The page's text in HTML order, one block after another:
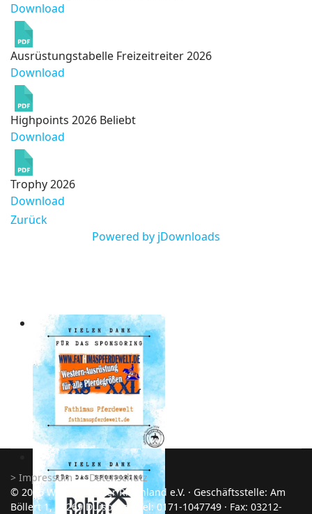
Download
Ausrüstungstabelle Freizeitreiter 2026
Download
Highpoints 2026 Beliebt
Download
Trophy 2026
Download
Zurück
Powered by jDownloads
> Impressum ⸱> Datenschutz
© 2026 Western Reiter Rheinland e.V. ⸱ Geschäftsstelle: Am
Böllert 1, 47269 Duisburg ⸱ Tel: 0171-1047749 ⸱ Fax: 03212-